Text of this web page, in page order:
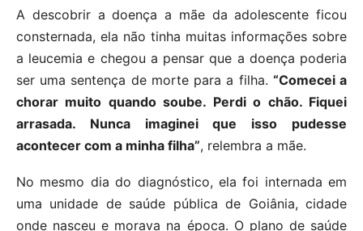
A descobrir a doença a mãe da adolescente ficou
consternada, ela não tinha muitas informações sobre
a leucemia e chegou a pensar que a doença poderia
ser uma sentença de morte para a filha. “Comecei a
chorar muito quando soube. Perdi o chão. Fiquei
arrasada. Nunca imaginei que isso pudesse
acontecer com a minha filha”, relembra a mãe.
No mesmo dia do diagnóstico, ela foi internada em
uma unidade de saúde pública de Goiânia, cidade
onde nasceu e morava na época. O plano de saúde